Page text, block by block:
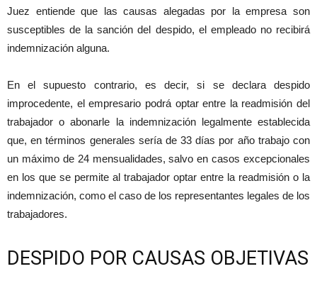
Juez entiende que las causas alegadas por la empresa son
susceptibles de la sanción del despido, el empleado no recibirá
indemnización alguna.
En el supuesto contrario, es decir, si se declara despido
improcedente, el empresario podrá optar entre la readmisión del
trabajador o abonarle la indemnización legalmente establecida
que, en términos generales sería de 33 días por año trabajo con
un máximo de 24 mensualidades, salvo en casos excepcionales
en los que se permite al trabajador optar entre la readmisión o la
indemnización, como el caso de los representantes legales de los
trabajadores.
DESPIDO POR CAUSAS OBJETIVAS